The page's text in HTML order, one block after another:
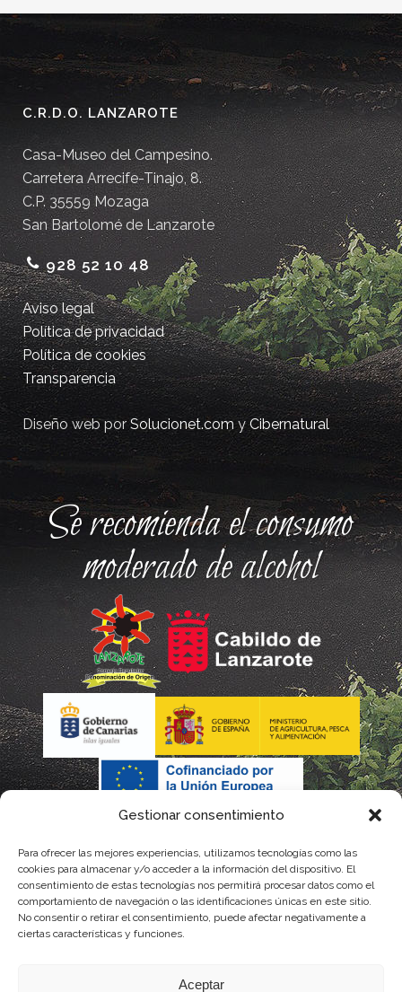
Gestionar consentimiento
Para ofrecer las mejores experiencias, utilizamos tecnologías como las
cookies para almacenar y/o acceder a la información del dispositivo. El
consentimiento de estas tecnologías nos permitirá procesar datos como el
comportamiento de navegación o las identificaciones únicas en este sitio.
No consentir o retirar el consentimiento, puede afectar negativamente a
ciertas características y funciones.
Aceptar
C.R.D.O. LANZAROTE
Casa-Museo del Campesino.
Carretera Arrecife-Tinajo, 8.
C.P. 35559 Mozaga
San Bartolomé de Lanzarote
928 52 10 48
Aviso legal
Política de privacidad
Política de cookies
Transparencia
Diseño web porSolucionet.comyCibernatural
Se recomienda el consumo
moderado de alcohol
La gestión de la DOP Lanzarote realizada por este Consejo Regulador es financiada,